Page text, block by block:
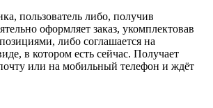
пользователь либо, получив
оформляет заказ, укомплектовав
либо соглашается на
в котором есть сейчас. Получает
или на мобильный телефон и ждёт